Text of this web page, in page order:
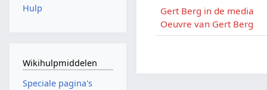
Gert Berg in de media
Oeuvre van Gert Berg
Hulp
Wikihulpmiddelen
Speciale pagina's